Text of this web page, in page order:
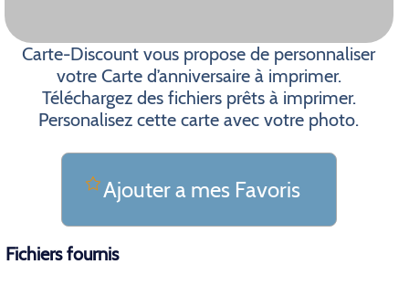
Carte-Discount vous propose de personnaliser
votre Carte d’anniversaire à imprimer.
Téléchargez des fichiers prêts à imprimer.
Personalisez cette carte avec votre photo.
Ajouter a mes Favoris
Fichiers fournis